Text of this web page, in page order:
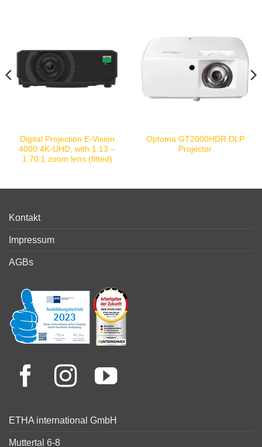
Digital Projection E-Vision
4000 4K-UHD, with 1.13 –
1.70:1 zoom lens (fitted)
Optoma GT2000HDR DLP
Projector
Kontakt
Impressum
AGBs
ETHA international GmbH
Muttertal 6-8